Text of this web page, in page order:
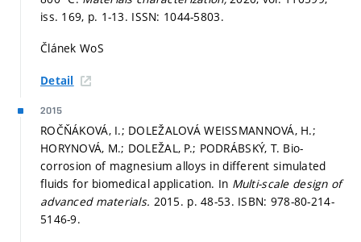
iss. 169, p. 1-13. ISSN: 1044-5803.
Článek WoS
Detail
2015
ROČŇÁKOVÁ, I.; DOLEŽALOVÁ WEISSMANNOVÁ, H.;
HORYNOVÁ, M.; DOLEŽAL, P.; PODRÁBSKÝ, T. Bio-
corrosion of magnesium alloys in different simulated
fluids for biomedical application. In Multi-scale design of
advanced materials. 2015. p. 48-53. ISBN: 978-80-214-
5146-9.